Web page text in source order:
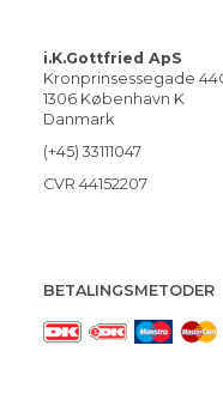
i.K.Gottfried ApS
Kronprinsessegade
1306 København K
Danmark
(+45) 33111047
CVR 44152207
BETALINGSMETODER